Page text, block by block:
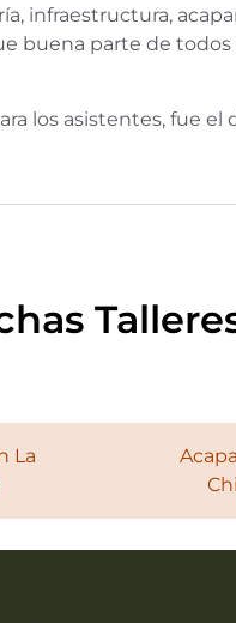
infraestructura,
buena parte de
los asistentes, fue el
La